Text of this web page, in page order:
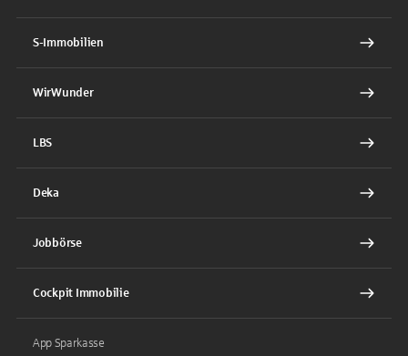
S-Immobilien
WirWunder
LBS
Deka
Jobbörse
Cockpit Immobilie
App Sparkasse